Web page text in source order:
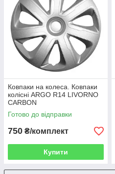
Ковпаки на колеса. Ковпаки
колісні ARGO R14 LIVORNO
CARBON
Готово до відправки
750 ₴/комплект
Купити